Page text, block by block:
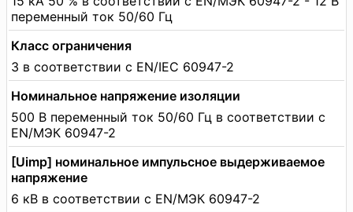
переменный ток 50/60 Гц
Класс ограничения
3 в соответствии с EN/IEC 60947-2
Номинальное напряжение изоляции
500 В переменный ток 50/60 Гц в соответствии с
EN/МЭК 60947-2
[Uimp] номинальное импульсное выдерживаемое
напряжение
6 кВ в соответствии с EN/МЭК 60947-2